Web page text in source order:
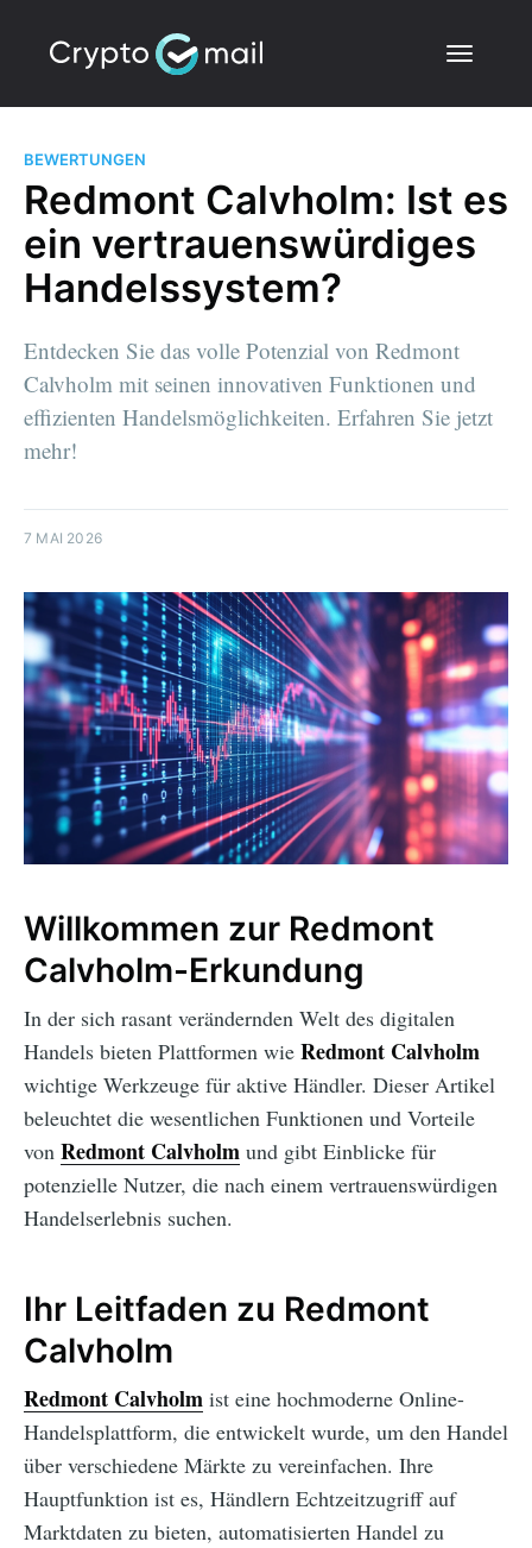
BEWERTUNGEN
Redmont Calvholm: Ist es
ein vertrauenswürdiges
Handelssystem?
Entdecken Sie das volle Potenzial von Redmont
Calvholm mit seinen innovativen Funktionen und
effizienten Handelsmöglichkeiten. Erfahren Sie jetzt
mehr!
7 MAI 2026
Willkommen zur Redmont
Calvholm-Erkundung
In der sich rasant verändernden Welt des digitalen
Handels bieten Plattformen wie Redmont Calvholm
wichtige Werkzeuge für aktive Händler. Dieser Artikel
beleuchtet die wesentlichen Funktionen und Vorteile
von Redmont Calvholm und gibt Einblicke für
potenzielle Nutzer, die nach einem vertrauenswürdigen
Handelserlebnis suchen.
Ihr Leitfaden zu Redmont
Calvholm
Redmont Calvholm ist eine hochmoderne Online-
Handelsplattform, die entwickelt wurde, um den Handel
über verschiedene Märkte zu vereinfachen. Ihre
Hauptfunktion ist es, Händlern Echtzeitzugriff auf
Marktdaten zu bieten, automatisierten Handel zu